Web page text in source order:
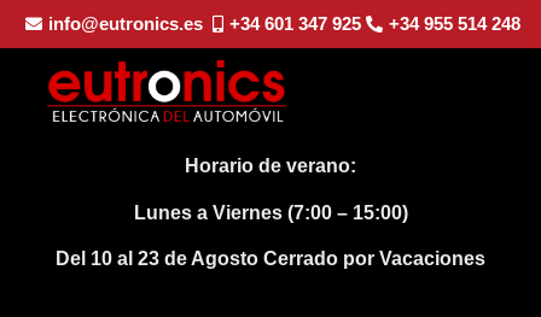
info@eutronics.es +34 601 347 925 +34 955 514 248
Horario de verano:
Lunes a Viernes (7:00 – 15:00)
Del 10 al 23 de Agosto Cerrado por Vacaciones